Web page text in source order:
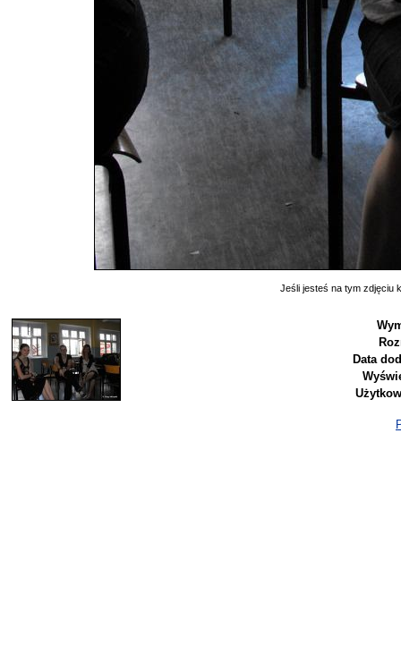
Jeśli jesteś na tym zdjęciu
Data